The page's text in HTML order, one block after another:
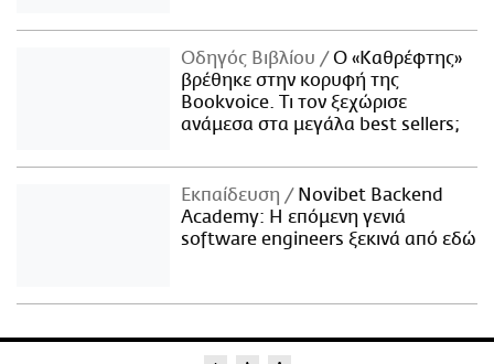
Οδηγός Βιβλίου
Ο «Καθρέφτης»
βρέθηκε στην κορυφή της
Bookvoice. Τι τον ξεχώρισε
ανάμεσα στα μεγάλα best sellers;
Εκπαίδευση
Novibet Backend
Academy: Η επόμενη γενιά
software engineers ξεκινά από εδώ